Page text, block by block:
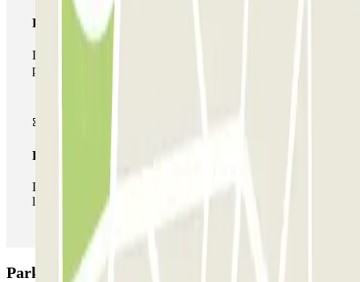
Pase multiparking
Durante tu estancia podrás hacer uso de toda la red de
parkings de este operador disponibles en Parclick.
Pase ilimitado
Durante tu estancia podrás entrar y salir del parking todas
las veces que quieras.
Parking Président Hoover - Zénith Arena